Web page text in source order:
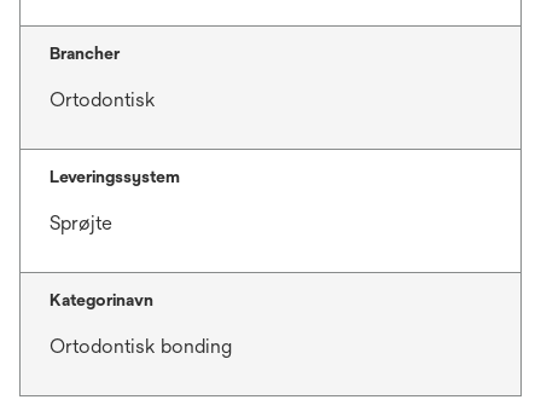
Brancher
Ortodontisk
Leveringssystem
Sprøjte
Kategorinavn
Ortodontisk bonding